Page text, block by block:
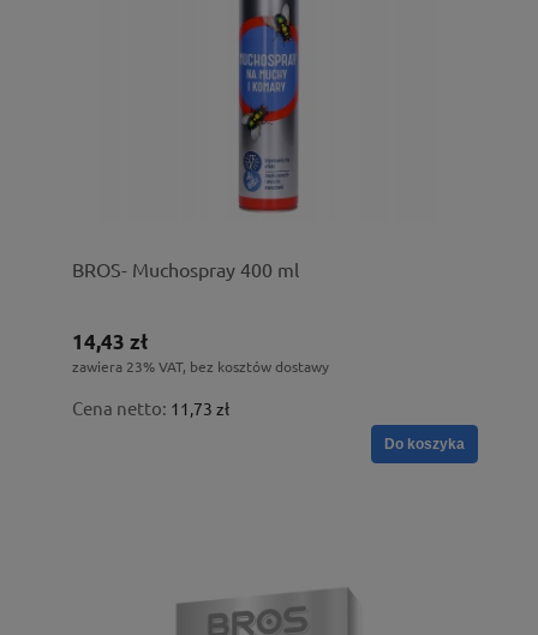
BROS- Muchospray 400 ml
14,43 zł
zawiera 23% VAT, bez kosztów dostawy
Cena netto: 11,73 zł
Do koszyka